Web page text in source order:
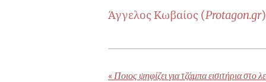
Άγγελος Κωβαίος (Protagon.gr)
« Ποιος ψηφίζει για τζάμπα εισιτήρια στο